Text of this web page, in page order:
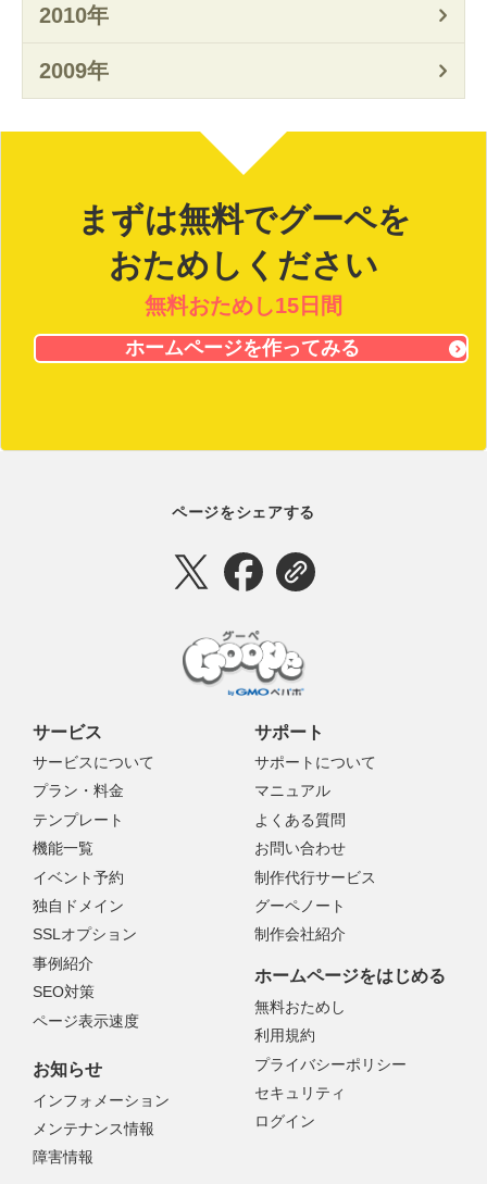
2010年
2009年
まずは無料でグーペを
おためしください
無料おためし15日間
ホームページを作ってみる
ページをシェアする
サービス
サービスについて
プラン・料金
テンプレート
機能一覧
イベント予約
独自ドメイン
SSLオプション
事例紹介
SEO対策
ページ表示速度
サポート
サポートについて
マニュアル
よくある質問
お問い合わせ
制作代行サービス
グーペノート
制作会社紹介
お知らせ
インフォメーション
メンテナンス情報
障害情報
ホームページをはじめる
無料おためし
利用規約
プライバシーポリシー
セキュリティ
ログイン